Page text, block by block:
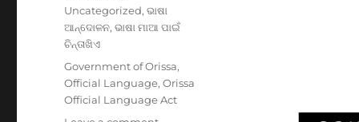
Uncategorized,ଭାଷା
ଆନ୍ଦୋଳନ,ଭାଷା ମାଆ ପାଇଁ
ଚିନ୍ତାଖିଏ
Tags
Government of Orissa,
Official Language,Orissa
Official Language Act